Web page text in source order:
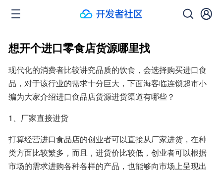
想开个进口零食店货源哪里找
现代化的消费者比较讲究品质的饮食，会选择购买进口食
品，对于该行业的需求十分巨大，下面海客临连锁超市小
编为大家介绍进口食品店货源进货渠道有哪些？
1、厂家直接进货
打算经营进口食品店的创业者可以直接从厂家进货，在种
类方面比较繁多，而且，进货价比较低，创业者可以根据
市场的需求进购各种各样的产品，也能够向市场上呈现出